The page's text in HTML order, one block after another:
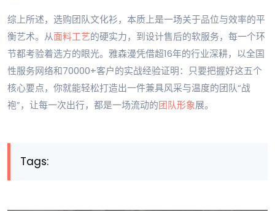
综上所述，选购团队文化衫，本质上是一场关于品位与效率的平
衡艺术。从面料工艺的硬实力，到设计售后的软服务，每一个环
节都考验着选方的眼光。雅森漫凭借超16年的行业深耕，以全国
性服务网络和70000+客户的实战经验证明：只要把握好这五个
核心要点，你就能轻松打造出一件兼具风采与温度的团队“战
袍”，让每一次出行，都是一场流动的团队形象展。
Tags: